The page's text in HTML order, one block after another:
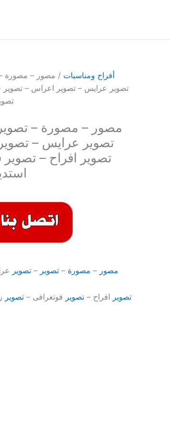
أفراح ومناسبات
تصوير عرايس – تصوير اعراس – تصوير
تصوير عرايس –
تصوير افراح –
مصور – مصورة – تصوير – تصوير
تصوير افراح –تصوير فوتغرافى –تصوير